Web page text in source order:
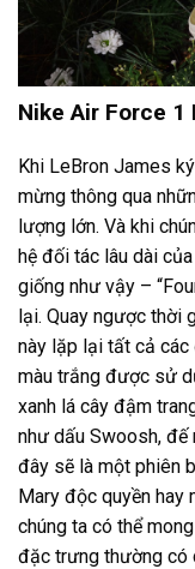
Nike Air Force 1
Khi LeBron James
mừng thông qua
lượng lớn. Và khi
hệ đối tác lâu dài
giống như vậy –
lại. Quay ngược thời
này lặp lại tất cả các
màu trắng được sử
xanh lá cây đậm
như dấu Swoosh, đế
đây sẽ là một phiên
Mary độc quyền hay
chúng ta có thể
đặc trưng thường có